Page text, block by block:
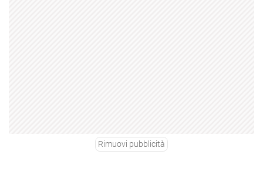
Rimuovi pubblicità